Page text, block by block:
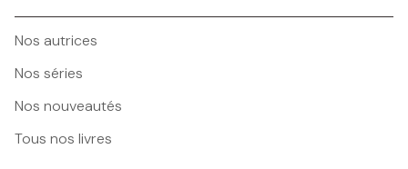
Nos autrices
Nos séries
Nos nouveautés
Tous nos livres